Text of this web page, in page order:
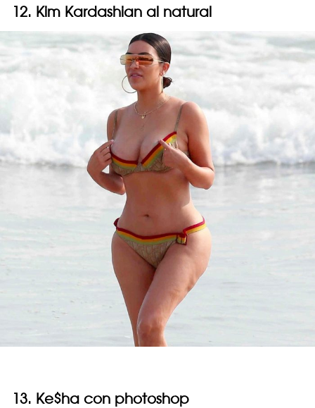
12. Kim Kardashian al natural
13. Ke$ha con photoshop